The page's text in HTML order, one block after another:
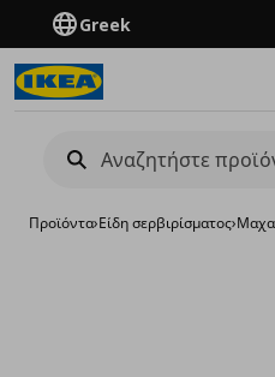
Greek
Προϊόντα›Είδη σερβιρίσματος›